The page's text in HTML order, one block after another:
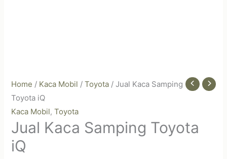
Home / Kaca Mobil / Toyota/ Jual Kaca Samping
Toyota iQ
Kaca Mobil, Toyota
Jual Kaca Samping Toyota
iQ